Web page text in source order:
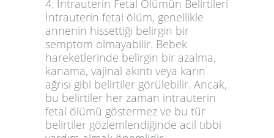
4. İntrauterin Fetal Ölümün Belirtileri
İntrauterin fetal ölüm, genellikle
annenin hissettiği belirgin bir
semptom olmayabilir. Bebek
hareketlerinde belirgin bir azalma,
kanama, vajinal akıntı veya karın
ağrısı gibi belirtiler görülebilir. Ancak,
bu belirtiler her zaman intrauterin
fetal ölümü göstermez ve bu tür
belirtiler gözlemlendiğinde acil tıbbi